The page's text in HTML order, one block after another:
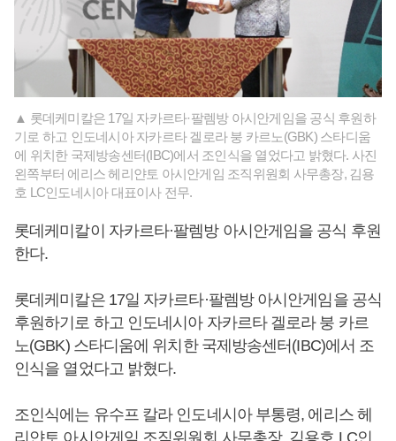
▲ 롯데케미칼은 17일 자카르타·팔렘방 아시안게임을 공식 후원하
기로 하고 인도네시아 자카르타 겔로라 붕 카르노(GBK) 스타디움
에 위치한 국제방송센터(IBC)에서 조인식을 열었다고 밝혔다. 사진
왼쪽부터 에리스 헤리얀토 아시안게임 조직위원회 사무총장, 김용
호 LC인도네시아 대표이사 전무.
롯데케미칼이 자카르타·팔렘방 아시안게임을 공식 후원
한다.
롯데케미칼은 17일 자카르타·팔렘방 아시안게임을 공식
후원하기로 하고 인도네시아 자카르타 겔로라 붕 카르
노(GBK) 스타디움에 위치한 국제방송센터(IBC)에서 조
인식을 열었다고 밝혔다.
조인식에는 유수프 칼라 인도네시아 부통령, 에리스 헤